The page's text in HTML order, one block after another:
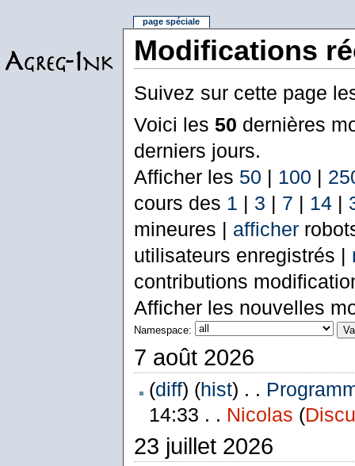
Modifications
Suivez sur cette page
Voici les 50 dernières
derniers jours.
Afficher les 50 | 100 |
cours des 1 | 3 | 7 | 14|
mineures | afficher
utilisateurs enregistrés |
contributions
Afficher les nouvelles
Namespace:
7 août 2026
(diff) (hist) . .
14:33 . . Nicolas (
23 juillet 2026
page spéciale